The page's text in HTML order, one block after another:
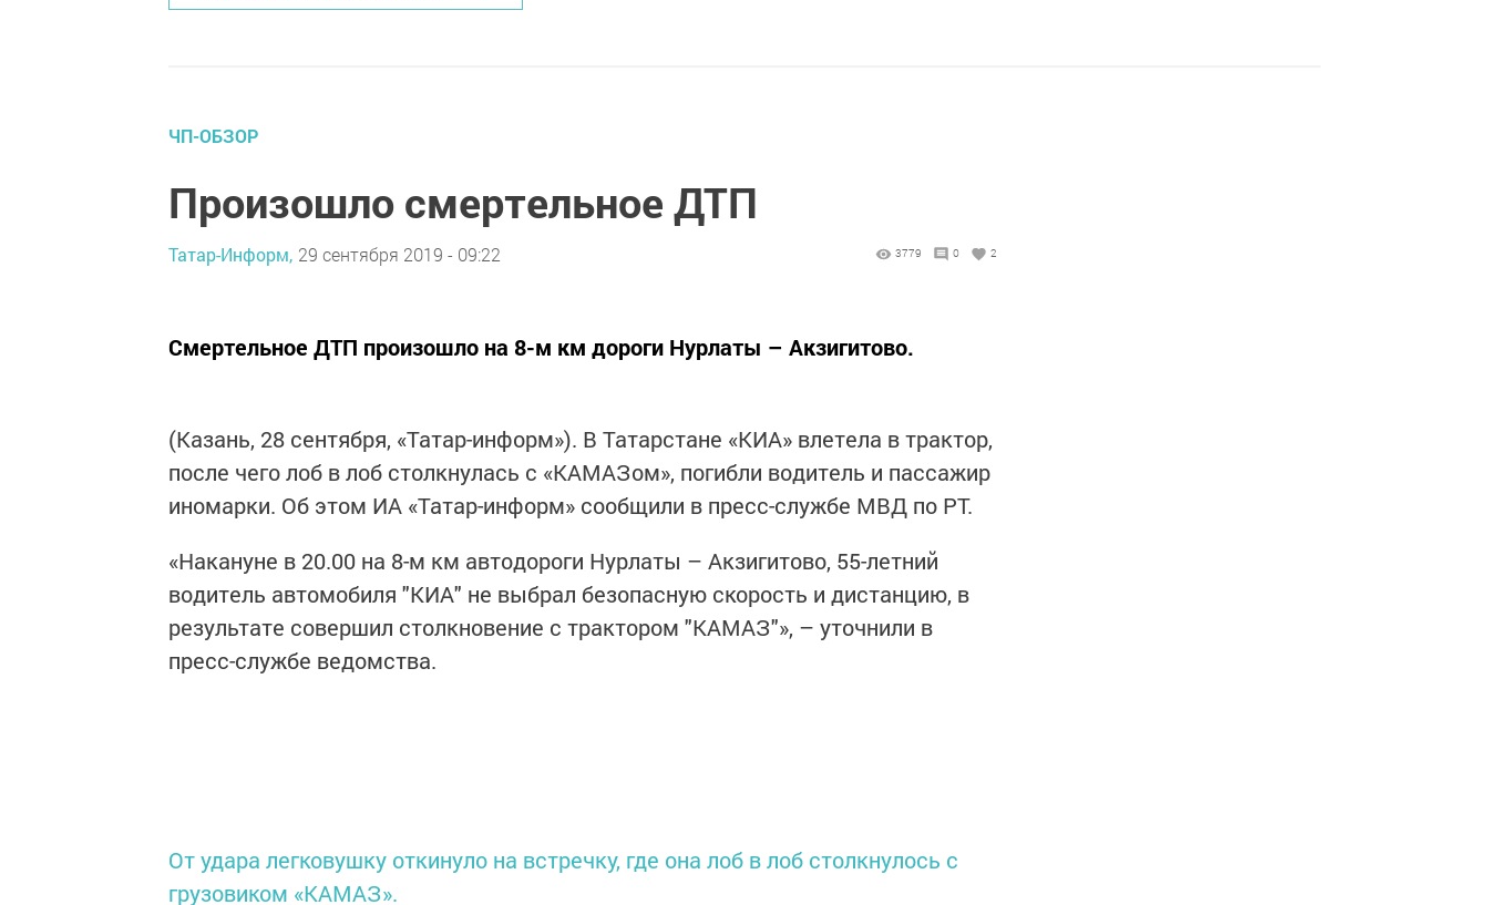
ЧП-ОБЗОР
Произошло смертельное ДТП
Татар-Информ, 29 сентября 2019 - 09:22 3779 0 2
Смертельное ДТП произошло на 8-м км дороги Нурлаты – Акзигитово.
(Казань, 28 сентября, «Татар-информ»). В Татарстане «КИА» влетела в трактор,
после чего лоб в лоб столкнулась с «КАМАЗом», погибли водитель и пассажир
иномарки. Об этом ИА «Татар-информ» сообщили в пресс-службе МВД по РТ.
«Накануне в 20.00 на 8-м км автодороги Нурлаты – Акзигитово, 55-летний
водитель автомобиля "КИА" не выбрал безопасную скорость и дистанцию, в
результате совершил столкновение с трактором "КАМАЗ"», – уточнили в
пресс-службе ведомства.
От удара легковушку откинуло на встречку, где она лоб в лоб столкнулось с
грузовиком «КАМАЗ».